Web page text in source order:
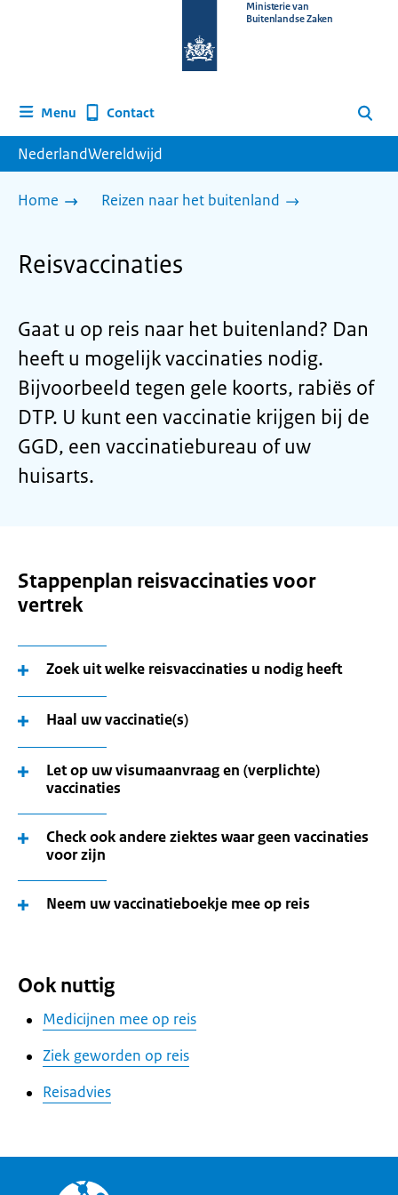
homepage
Ministerie van
Buitenlandse Zaken
Menu Contact Zoeken
NederlandWereldwijd
Home Reizen naar het buitenland
Reisvaccinaties
Gaat u op reis naar het buitenland? Dan
heeft u mogelijk vaccinaties nodig.
Bijvoorbeeld tegen gele koorts, rabiës of
DTP. U kunt een vaccinatie krijgen bij de
GGD, een vaccinatiebureau of uw
huisarts.
Stappenplan reisvaccinaties voor
vertrek
Zoek uit welke reisvaccinaties u nodig heeft
Haal uw vaccinatie(s)
Let op uw visumaanvraag en (verplichte)
vaccinaties
Check ook andere ziektes waar geen vaccinaties
voor zijn
Neem uw vaccinatieboekje mee op reis
Ook nuttig
Medicijnen mee op reis
Ziek geworden op reis
Reisadvies